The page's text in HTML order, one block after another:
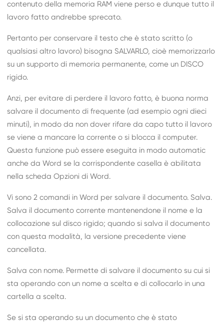
contenuto della memoria RAM viene perso e dunque tutto il
lavoro fatto andrebbe sprecato.
Pertanto per conservare il testo che è stato scritto (o
qualsiasi altro lavoro) bisogna SALVARLO, cioè memorizzarlo
su un supporto di memoria permanente, come un DISCO
rigido.
Anzi, per evitare di perdere il lavoro fatto, è buona norma
salvare il documento di frequente (ad esempio ogni dieci
minuti), in modo da non dover rifare da capo tutto il lavoro
se viene a mancare la corrente o si blocca il computer.
Questa funzione può essere eseguita in modo automatic
anche da Word se la corrispondente casella è abilitata
nella scheda Opzioni di Word.
Vi sono 2 comandi in Word per salvare il documento. Salva.
Salva il documento corrente mantenendone il nome e la
collocazione sul disco rigido; quando si salva il documento
con questa modalità, la versione precedente viene
cancellata.
Salva con nome. Permette di salvare il documento su cui si
sta operando con un nome a scelta e di collocarlo in una
cartella a scelta.
Se si sta operando su un documento che è stato